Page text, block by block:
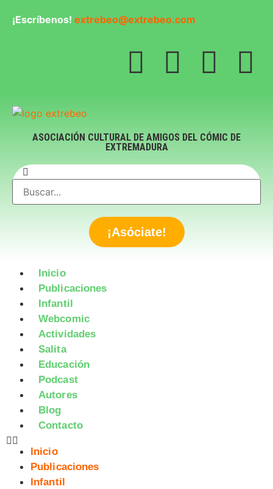
¡Escríbenos! extrebeo@extrebeo.com
ASOCIACIÓN CULTURAL DE AMIGOS DEL CÓMIC DE
EXTREMADURA
¡Asóciate!
Inicio
Publicaciones
Infantil
Webcomic
Actividades
Salita
Educación
Podcast
Autores
Blog
Contacto
Inicio
Publicaciones
Infantil